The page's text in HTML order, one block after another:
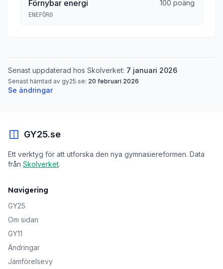
Förnybar energi 100 poäng
ENEFÖR0
Senast uppdaterad hos Skolverket: 7 januari 2026
Senast hämtad av gy25.se: 20 februari 2026
Se ändringar
GY25.se
Ett verktyg för att utforska den nya gymnasiereformen. Data
från Skolverket.
Navigering
GY25
Om sidan
GY11
Ändringar
Jämförelsevy